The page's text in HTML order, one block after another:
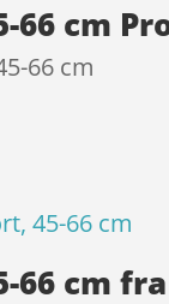
66 cm
66 cm
45-66 cm
66 cm